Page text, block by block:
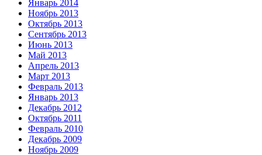
Январь 2014
Ноябрь 2013
Октябрь 2013
Сентябрь 2013
Июнь 2013
Май 2013
Апрель 2013
Март 2013
Февраль 2013
Январь 2013
Декабрь 2012
Октябрь 2011
Февраль 2010
Декабрь 2009
Ноябрь 2009